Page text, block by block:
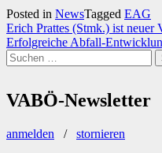
Posted in NewsTagged EAG
Beitragsnavigation
Erich Prattes (Stmk.) ist neuer
Erfolgreiche Abfall-
Suchen
nach:
VABÖ-Newsletter
anmelden / stornieren